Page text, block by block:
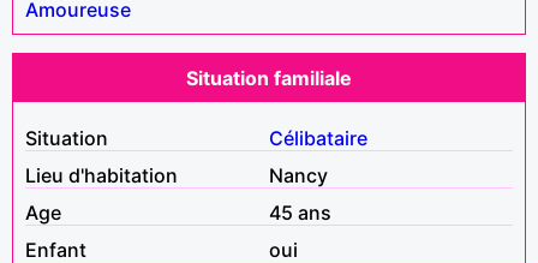
Amoureuse
Situation familiale
Situation
Célibataire
Lieu d'habitation
Nancy
Age
45 ans
Enfant
oui